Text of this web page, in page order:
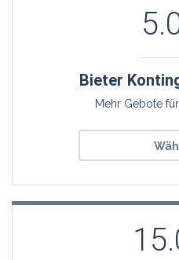
Bieter
Mehr Gebote